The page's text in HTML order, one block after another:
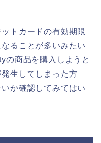
トカードの有効期限
ることが多いみたい
の商品を購入しようと
生してしまった方
か確認してみてはい